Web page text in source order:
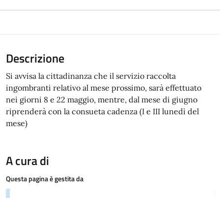
Descrizione
Si avvisa la cittadinanza che il servizio raccolta
ingombranti relativo al mese prossimo, sarà effettuato
nei giorni 8 e 22 maggio, mentre, dal mese di giugno
riprenderà con la consueta cadenza (I e III lunedì del
mese)
A cura di
Questa pagina è gestita da